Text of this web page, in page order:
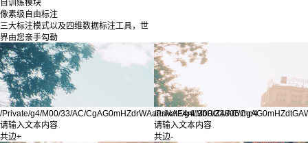
自训练模块
像素级自由标注
三大标注模式以及四维数据标注工具，世
界由您亲手勾勒
/Private/g4/M00/33/AC/CgAG0mHZdrWAaasNAE4nL3bHtZ4806.mp4
请输入文本内容
共边+
/Private/g4/M00/33/AC/
请输入文本内容
共边-